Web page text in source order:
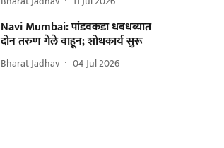
Navi Mumbai: पांडवकडा धबधब्यात
दोन तरुण गेले वाहून; शोधकार्य सुरू
Bharat Jadhav 04 Jul 2026